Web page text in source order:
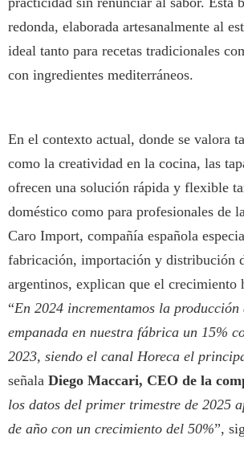
redonda, elaborada artesanalmente al
ideal tanto para recetas tradicionales
con ingredientes mediterráneos.
En el contexto actual, donde se valora
como la creatividad en la cocina, las
ofrecen una solución rápida y flexible
doméstico como para profesionales de
Caro Import, compañía española
fabricación, importación y distribución
argentinos, explican que el crecimiento
“En 2024 incrementamos la producción
empanada en nuestra fábrica un 15%
2023, siendo el canal Horeca el
señala Diego Maccari, CEO de la
los datos del primer trimestre de 2025
de año con un crecimiento del 50%”,